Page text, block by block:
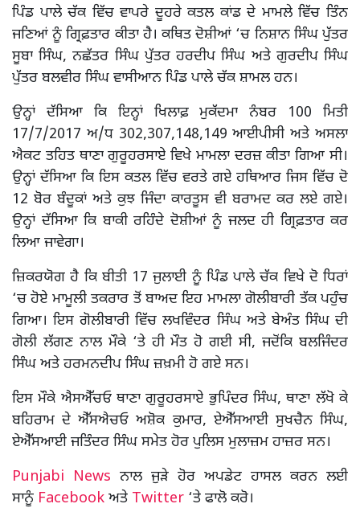
ਪਿੰਡ ਪਾਲੇ ਚੱਕ ਵਿੱਚ ਵਾਪਰੇ ਦੂਹਰੇ ਕਤਲ ਕਾਂਡ ਦੇ ਮਾਮਲੇ ਵਿੱਚ ਤਿੰਨ
ਜਣਿਆਂ ਨੂੰ ਗ੍ਰਿਫ਼ਤਾਰ ਕੀਤਾ ਹੈ। ਕਥਿਤ ਦੋਸ਼ੀਆਂ ‘ਚ ਨਿਸ਼ਾਨ ਸਿੰਘ ਪੁੱਤਰ
ਸੂਬਾ ਸਿੰਘ, ਨਛੱਤਰ ਸਿੰਘ ਪੁੱਤਰ ਹਰਦੀਪ ਸਿੰਘ ਅਤੇ ਗੁਰਦੀਪ ਸਿੰਘ
ਪੁੱਤਰ ਬਲਵੀਰ ਸਿੰਘ ਵਾਸੀਆਨ ਪਿੰਡ ਪਾਲੇ ਚੱਕ ਸ਼ਾਮਲ ਹਨ।
ਉਨ੍ਹਾਂ ਦੱਸਿਆ ਕਿ ਇਨ੍ਹਾਂ ਖਿਲਾਫ਼ ਮੁਕੱਦਮਾ ਨੰਬਰ 100 ਮਿਤੀ
17/7/2017 ਅ/ਧ 302,307,148,149 ਆਈਪੀਸੀ ਅਤੇ ਅਸਲਾ
ਐਕਟ ਤਹਿਤ ਥਾਣਾ ਗੁਰੂਹਰਸਾਏ ਵਿਖੇ ਮਾਮਲਾ ਦਰਜ਼ ਕੀਤਾ ਗਿਆ ਸੀ।
ਉਨ੍ਹਾਂ ਦੱਸਿਆ ਕਿ ਇਸ ਕਤਲ ਵਿੱਚ ਵਰਤੇ ਗਏ ਹਥਿਆਰ ਜਿਸ ਵਿੱਚ ਦੋ
12 ਬੋਰ ਬੰਦੂਕਾਂ ਅਤੇ ਕੁਝ ਜਿੰਦਾ ਕਾਰਤੂਸ ਵੀ ਬਰਾਮਦ ਕਰ ਲਏ ਗਏ।
ਉਨ੍ਹਾਂ ਦੱਸਿਆ ਕਿ ਬਾਕੀ ਰਹਿੰਦੇ ਦੋਸ਼ੀਆਂ ਨੂੰ ਜਲਦ ਹੀ ਗ੍ਰਿਫ਼ਤਾਰ ਕਰ
ਲਿਆ ਜਾਵੇਗਾ।
ਜ਼ਿਕਰਯੋਗ ਹੈ ਕਿ ਬੀਤੀ 17 ਜੁਲਾਈ ਨੂੰ ਪਿੰਡ ਪਾਲੇ ਚੱਕ ਵਿਖੇ ਦੋ ਧਿਰਾਂ
‘ਚ ਹੋਏ ਮਾਮੂਲੀ ਤਕਰਾਰ ਤੋਂ ਬਾਅਦ ਇਹ ਮਾਮਲਾ ਗੋਲੀਬਾਰੀ ਤੱਕ ਪਹੁੰਚ
ਗਿਆ। ਇਸ ਗੋਲੀਬਾਰੀ ਵਿੱਚ ਲਖਵਿੰਦਰ ਸਿੰਘ ਅਤੇ ਬੇਅੰਤ ਸਿੰਘ ਦੀ
ਗੋਲੀ ਲੱਗਣ ਨਾਲ ਮੌਕੇ ‘ਤੇ ਹੀ ਮੌਤ ਹੋ ਗਈ ਸੀ, ਜਦੋਂਕਿ ਬਲਜਿੰਦਰ
ਸਿੰਘ ਅਤੇ ਹਰਮਨਦੀਪ ਸਿੰਘ ਜ਼ਖ਼ਮੀ ਹੋ ਗਏ ਸਨ।
ਇਸ ਮੌਕੇ ਐਸਐੱਚਓ ਥਾਣਾ ਗੁਰੂਹਰਸਾਏ ਭੁਪਿੰਦਰ ਸਿੰਘ, ਥਾਣਾ ਲੱਖੋ ਕੇ
ਬਹਿਰਾਮ ਦੇ ਐੱਸਐਚਓ ਅਸ਼ੋਕ ਕੁਮਾਰ, ਏਐੱਸਆਈ ਸੁਖਚੈਨ ਸਿੰਘ,
ਏਐੱਸਆਈ ਜਤਿੰਦਰ ਸਿੰਘ ਸਮੇਤ ਹੋਰ ਪੁਲਿਸ ਮੁਲਾਜ਼ਮ ਹਾਜ਼ਰ ਸਨ।
Punjabi News ਨਾਲ ਜੁੜੇ ਹੋਰ ਅਪਡੇਟ ਹਾਸਲ ਕਰਨ ਲਈ
ਸਾਨੂੰ Facebook ਅਤੇ Twitter ‘ਤੇ ਫਾਲੋ ਕਰੋ।